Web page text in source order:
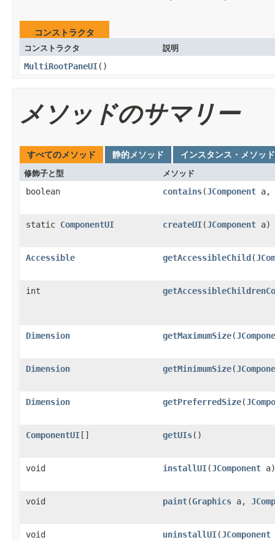
コンストラクタ
コンストラクタ 説明
MultiRootPaneUI()
メソッドのサマリー
すべてのメソッド 静的メソッド インスタンス・メソッド
修飾子と型 メソッド
boolean contains(JComponent a,
static ComponentUI createUI(JComponent a)
Accessible getAccessibleChild(
int
Dimension getMaximumSize(
Dimension getMinimumSize(
Dimension getPreferredSize(
ComponentUI[] getUIs()
void installUI(JComponent a)
void paint(Graphics a,
void uninstallUI(JComponent